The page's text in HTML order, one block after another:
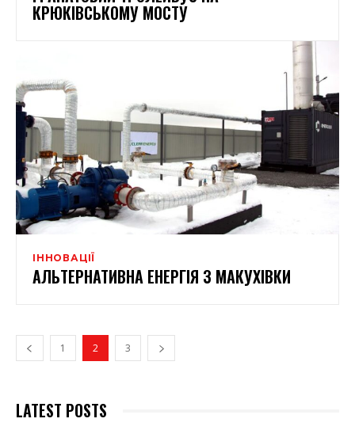
КРЮКІВСЬКОМУ МОСТУ
ІННОВАЦІЇ
АЛЬТЕРНАТИВНА ЕНЕРГІЯ З МАКУХІВКИ
1 2 3
LATEST POSTS